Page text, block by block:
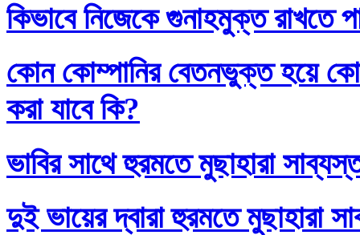
কিভাবে নিজেকে গুনাহমুক্ত রাখতে
কোন কোম্পানির বেতনভুক্ত হয়ে
করা যাবে কি?
ভাবির সাথে হুরমতে মুছাহারা
দুই ভায়ের দ্বারা হুরমতে মুছাহারা